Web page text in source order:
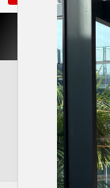
לעמוד קודם